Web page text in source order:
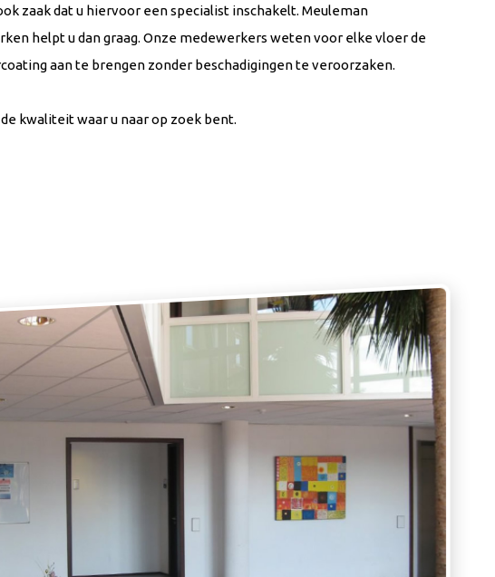
zaak dat u hiervoor een specialist inschakelt. Meuleman
helpt u dan graag. Onze medewerkers weten voor elke vloer de
aan te brengen zonder beschadigingen te veroorzaken.
kwaliteit waar u naar op zoek bent.